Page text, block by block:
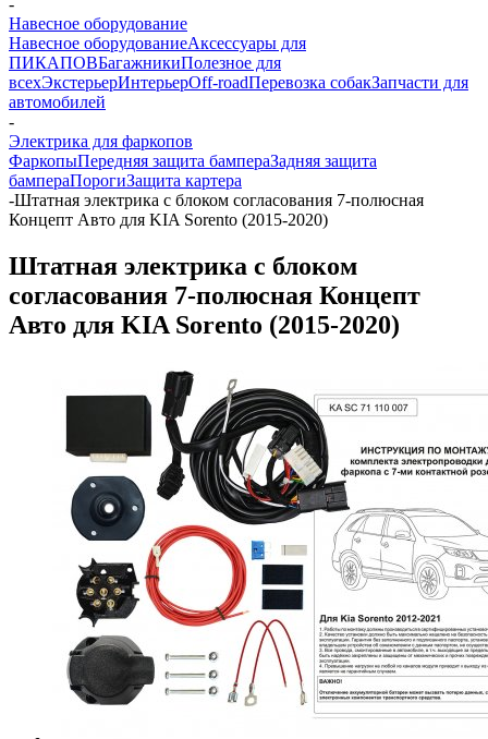
-
Навесное оборудование
Навесное оборудованиеАксессуары для
ПИКАПОВБагажникиПолезное для
всехЭкстерьерИнтерьерOff-roadПеревозка собакЗапчасти для
автомобилей
-
Электрика для фаркопов
ФаркопыПередняя защита бампераЗадняя защита
бампераПорогиЗащита картера
-Штатная электрика с блоком согласования 7-полюсная
Концепт Авто для KIA Sorento (2015-2020)
Штатная электрика с блоком
согласования 7-полюсная Концепт
Авто для KIA Sorento (2015-2020)